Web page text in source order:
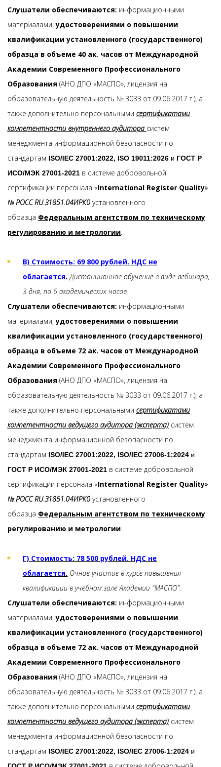
Слушатели обеспечиваются: информационными
материалами,удостоверениями о повышении
квалификации установленного (государственного)
образца в объеме 40 ак. часов от Международной
Академии Современного Профессионального
Образования (АНО ДПО «МАСПО», лицензия на
образовательную деятельность № 3033 от 09.06.2017 г.), а
также дополнительно персональными сертификатами
компетентности внутреннего аудитора систем
менеджмента информационной безопасности по
стандартам ISO/IEC 27001:2022, ISO 19011:2026 и ГОСТ Р
ИСО/МЭК 27001-2021 в системе добровольной
сертификации персонала «International Register Quality»
№ РОСС RU.З1851.04ИРК0 установленного
образца Федеральным агентством по техническому
регулированию и метрологии.
В) Стоимость: 69 800 рублей. НДС не
облагается. Дистанционное обучение в виде вебинара,
3 дня, по 6 академических часов.
Слушатели обеспечиваются: информационными
материалами,удостоверениями о повышении
квалификации установленного (государственного)
образца в объеме 72 ак. часов от Международной
Академии Современного Профессионального
Образования (АНО ДПО «МАСПО», лицензия на
образовательную деятельность № 3033 от 09.06.2017 г.), а
также дополнительно персональными сертификатами
компетентности ведущего аудитора (эксперта) систем
менеджмента информационной безопасности по
стандартам ISO/IEC 27001:2022, ISO/IEC 27006-1:2024 и
ГОСТ Р ИСО/МЭК 27001-2021 в системе добровольной
сертификации персонала «International Register Quality»
№ РОСС RU.З1851.04ИРК0 установленного
образца Федеральным агентством по техническому
регулированию и метрологии.
Г) Стоимость: 78 500 рублей. НДС не
облагается. Очное участие в курсе повышения
квалификации в учебном зале Академии "МАСПО".
Слушатели обеспечиваются: информационными
материалами,удостоверениями о повышении
квалификации установленного (государственного)
образца в объеме 72 ак. часов от Международной
Академии Современного Профессионального
Образования (АНО ДПО «МАСПО», лицензия на
образовательную деятельность № 3033 от 09.06.2017 г.), а
также дополнительно персональными сертификатами
компетентности ведущего аудитора (эксперта) систем
менеджмента информационной безопасности по
стандартам ISO/IEC 27001:2022, ISO/IEC 27006-1:2024 и